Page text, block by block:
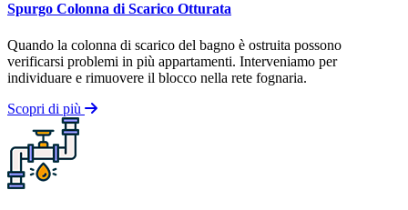
Spurgo Colonna di Scarico Otturata
Quando la colonna di scarico del bagno è ostruita possono
verificarsi problemi in più appartamenti. Interveniamo per
individuare e rimuovere il blocco nella rete fognaria.
Scopri di più